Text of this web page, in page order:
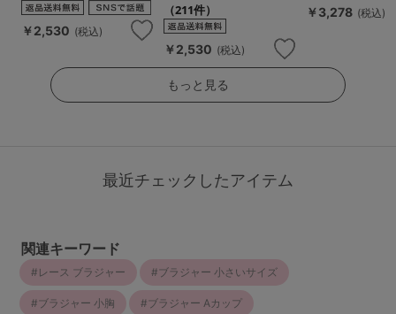
￥2,530 (税込)
（211件）
￥2,530 (税込)
￥3,278 (税込)
もっと見る
最近チェックしたアイテム
関連キーワード
レース ブラジャー ブラジャー 小さいサイズ
ブラジャー 小胸 ブラジャー Aカップ